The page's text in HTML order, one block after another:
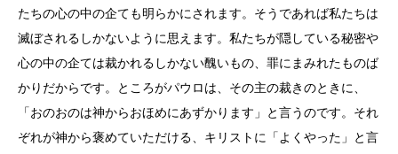
たちの心の中の企ても明らかにされます。そうであれば私たちは
滅ぼされるしかないように思えます。私たちが隠している秘密や
心の中の企ては裁かれるしかない醜いもの、罪にまみれたものば
かりだからです。ところがパウロは、その主の裁きのときに、
「おのおのは神からおほめにあずかります」と言うのです。それ
ぞれが神から褒めていただける、キリストに「よくやった」と言